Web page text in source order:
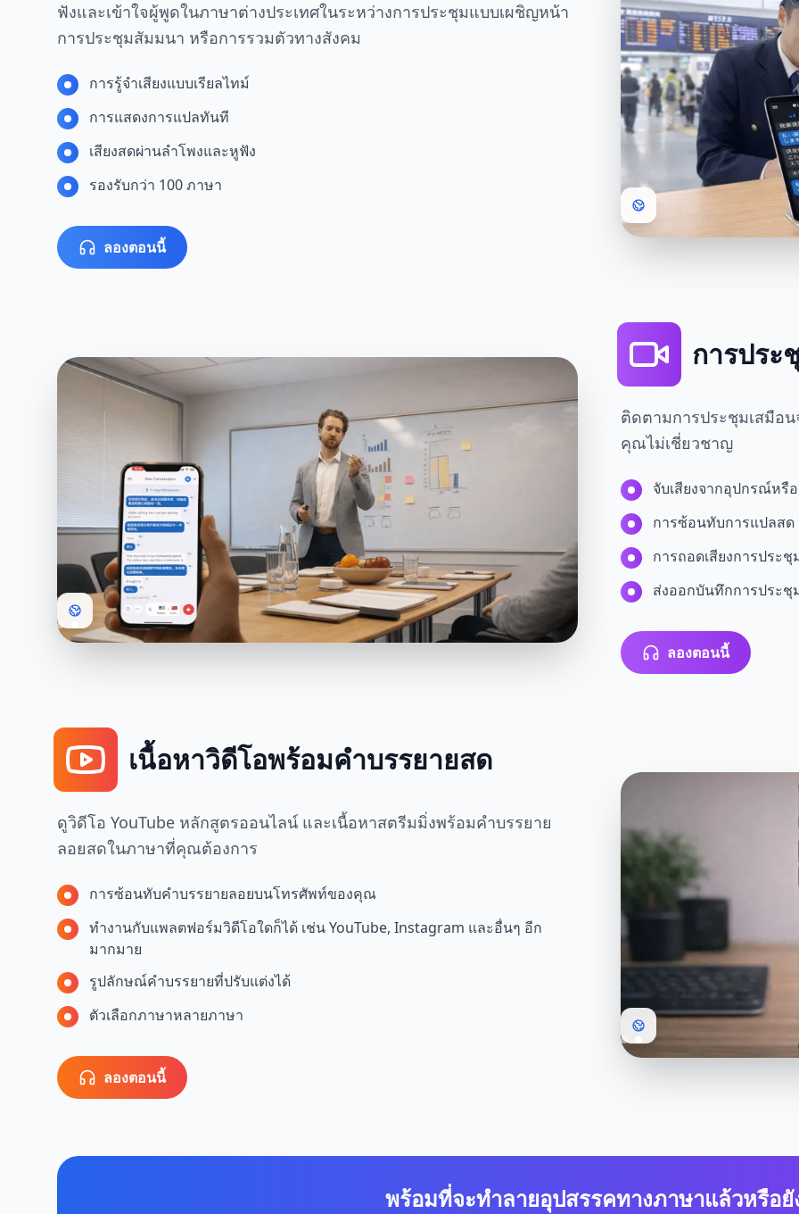
ฟังและเข้าใจผู้พูดในภาษาต่างประเทศในระหว่างการประชุมแบบเผชิญหน้า
การประชุมสัมมนา หรือการรวมตัวทางสังคม
การรู้จำเสียงแบบเรียลไทม์
การแสดงการแปลทันที
เสียงสดผ่านลำโพงและหูฟัง
รองรับกว่า 100 ภาษา
ลองตอนนี้
การประ
ติดตามการประชุมเสมือ
คุณไม่เชี่ยวชาญ
จับเสียงจากอุปกรณ์หรื
การซ้อนทับการแปลสด
การถอดเสียงการประชุ
ส่งออกบันทึกการประชุ
ลองตอนนี้
เนื้อหาวิดีโอพร้อมคำบรรยายสด
ดูวิดีโอ YouTube หลักสูตรออนไลน์ และเนื้อหาสตรีมมิ่งพร้อมคำบรรยาย
ลอยสดในภาษาที่คุณต้องการ
การซ้อนทับคำบรรยายลอยบนโทรศัพท์ของคุณ
ทำงานกับแพลตฟอร์มวิดีโอใดก็ได้ เช่น YouTube, Instagram และอื่นๆ อีก
มากมาย
รูปลักษณ์คำบรรยายที่ปรับแต่งได้
ตัวเลือกภาษาหลายภาษา
ลองตอนนี้
พร้อมที่จะทำลายอุปสรรคทางภาษาแล้วหรือยั